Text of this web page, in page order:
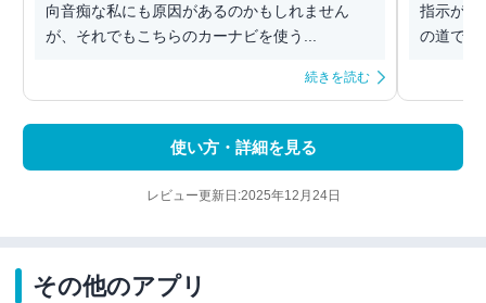
向音痴な私にも原因があるのかもしれません
が、それでもこちらのカーナビを使う...
続きを読む
指示が的
の道でも
使い方・詳細を見る
レビュー更新日:2025年12月24日
その他のアプリ